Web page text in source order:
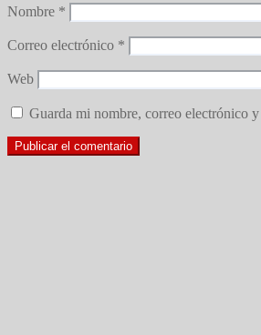
Nombre *
Correo electrónico *
Web
Guarda mi nombre, correo electrónico